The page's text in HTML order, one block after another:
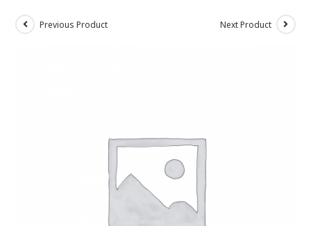
Previous Product Next Product